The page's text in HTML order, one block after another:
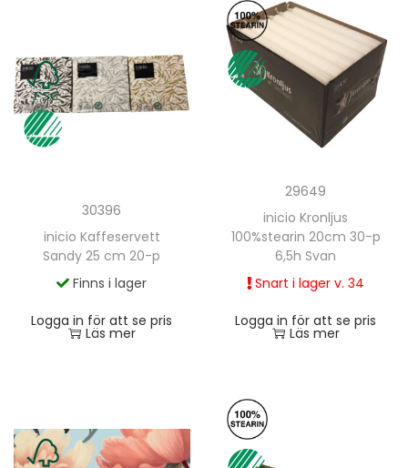
30396
inicio Kaffeservett
Sandy 25 cm 20-p
Finns i lager
Logga in för att se pris
Läs mer
29649
inicio Kronljus
100%stearin 20cm 30-p
6,5h Svan
Snart i lager v. 34
Logga in för att se pris
Läs mer